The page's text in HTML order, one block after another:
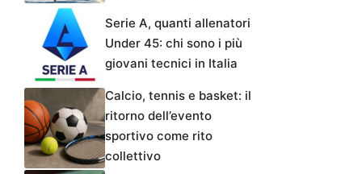
Serie A, quanti allenatori
Under 45: chi sono i più
giovani tecnici in Italia
Calcio, tennis e basket: il
ritorno dell’evento
sportivo come rito
collettivo